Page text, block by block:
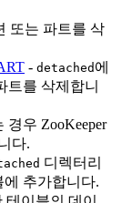
또는 파트를 삭
- detached 에
트를 삭제합니
우 ZooKeeper
다.
디렉터리
추가합니다.